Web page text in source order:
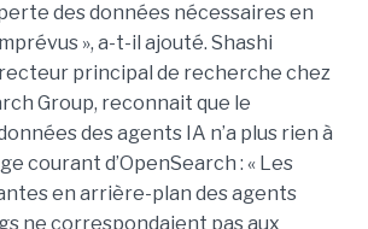
des données nécessaires en
», a-t-il ajouté. Shashi
principal de recherche chez
Group, reconnait que le
des agents IA n’a plus rien à
courant d’OpenSearch : « Les
en arrière-plan des agents
ne correspondaient pas aux